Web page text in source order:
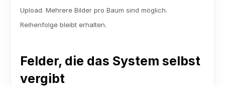
Upload. Mehrere Bilder pro Baum sind möglich.
Reihenfolge bleibt erhalten.
Felder, die das System selbst
vergibt